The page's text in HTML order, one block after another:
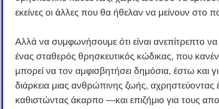
εκείνες οι άλλες που θα ήθελαν να μείνουν στο
Αλλά να συμφωνήσουμε ότι είναι ανεπίτρεπτο
ένας σταθερός θρησκευτικός κώδικας, που
μπορεί να τον αμφισβητήσει δημόσια, έστω και
διάρκεια μιας ανθρώπινης ζωής, αχρηστεύοντας
καθιστώντας άκαρπο ―και επιζήμιο για τους